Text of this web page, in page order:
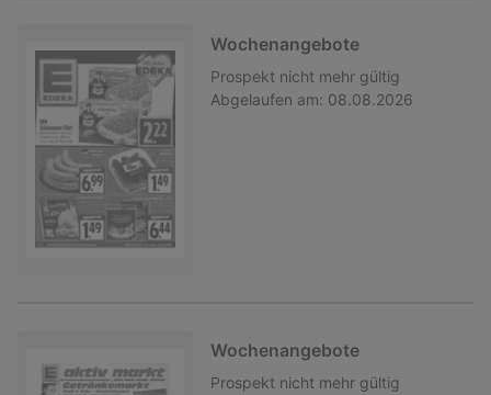
Wochenangebote
Prospekt nicht mehr gültig
Abgelaufen am: 08.08.2026
Wochenangebote
Prospekt nicht mehr gültig